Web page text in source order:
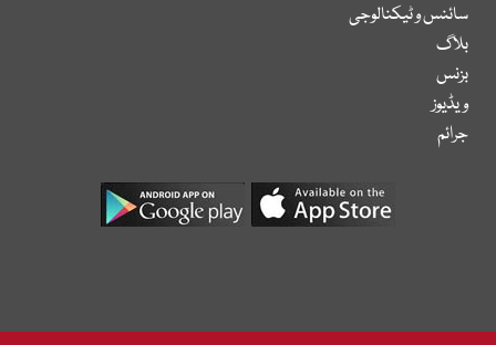
سائنس و ٹیکنالوجی
بلاگ
بزنس
ویڈیوز
جرائم